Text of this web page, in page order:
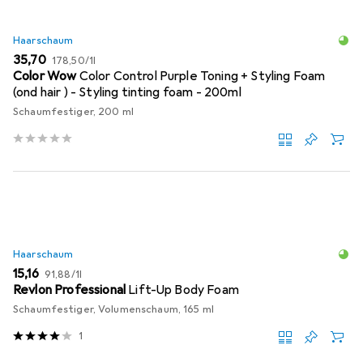
Haarschaum
EUR
35,70 EUR
178,50/1l
Color WowColor Control Purple Toning + Styling Foam
(ond hair ) - Styling tinting foam - 200ml
Schaumfestiger, 200 ml
Haarschaum
EUR
15,16 EUR
91,88/1l
Revlon Professional Lift-Up Body Foam
Schaumfestiger, Volumenschaum, 165 ml
1